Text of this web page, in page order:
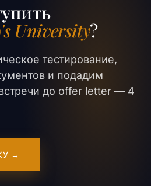
University?
тестирование,
и подадим
до offer letter — 4
→